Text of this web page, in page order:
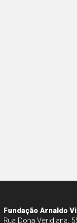
Fundação Arnaldo
Rua Dona Veridiana,